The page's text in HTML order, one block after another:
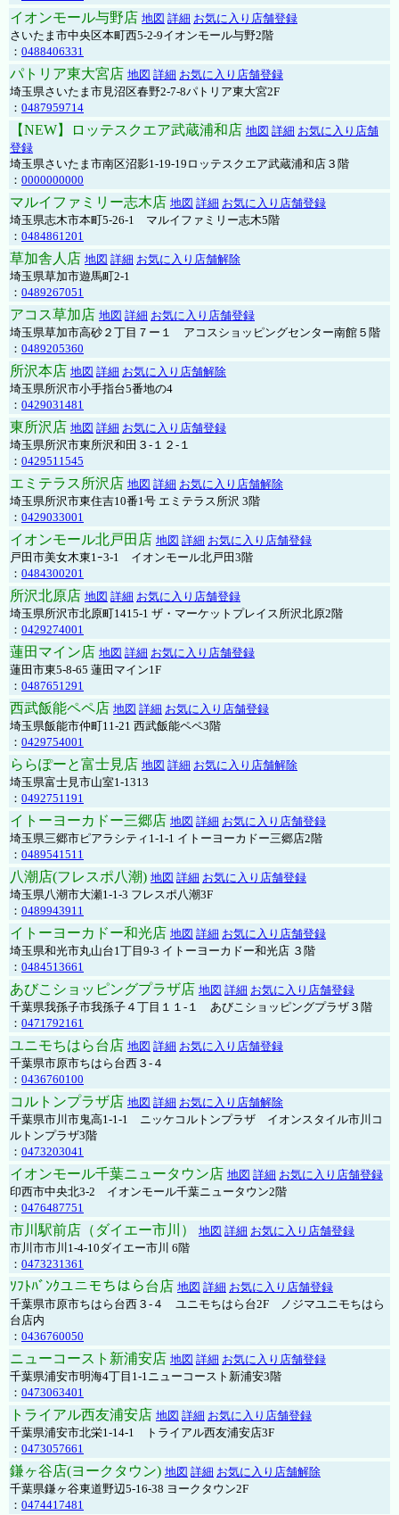
イオンモール与野店 地図 詳細 お気に入り店舗登録
さいたま市中央区本町西5-2-9イオンモール与野2階
： 0488406331
パトリア東大宮店 地図 詳細 お気に入り店舗登録
埼玉県さいたま市見沼区春野2-7-8パトリア東大宮2F
： 0487959714
【NEW】ロッテスクエア武蔵浦和店 地図 詳細 お気に入り店舗
登録
埼玉県さいたま市南区沼影1-19-19ロッテスクエア武蔵浦和店３階
： 0000000000
マルイファミリー志木店 地図 詳細 お気に入り店舗登録
埼玉県志木市本町5-26-1 マルイファミリー志木5階
： 0484861201
草加舎人店 地図 詳細 お気に入り店舗解除
埼玉県草加市遊馬町2-1
： 0489267051
アコス草加店 地図 詳細 お気に入り店舗登録
埼玉県草加市高砂２丁目７ー１ アコスショッピングセンター南館５階
： 0489205360
所沢本店 地図 詳細 お気に入り店舗解除
埼玉県所沢市小手指台5番地の4
： 0429031481
東所沢店 地図 詳細 お気に入り店舗登録
埼玉県所沢市東所沢和田３-１２-１
： 0429511545
エミテラス所沢店 地図 詳細 お気に入り店舗解除
埼玉県所沢市東住吉10番1号 エミテラス所沢 3階
： 0429033001
イオンモール北戸田店 地図 詳細 お気に入り店舗登録
戸田市美女木東1ｰ3‐1 イオンモール北戸田3階
： 0484300201
所沢北原店 地図 詳細 お気に入り店舗登録
埼玉県所沢市北原町1415-1 ザ・マーケットプレイス所沢北原2階
： 0429274001
蓮田マイン店 地図 詳細 お気に入り店舗登録
蓮田市東5-8-65 蓮田マイン1F
： 0487651291
西武飯能ペペ店 地図 詳細 お気に入り店舗登録
埼玉県飯能市仲町11-21 西武飯能ペペ3階
： 0429754001
ららぽーと富士見店 地図 詳細 お気に入り店舗解除
埼玉県富士見市山室1-1313
： 0492751191
イトーヨーカドー三郷店 地図 詳細 お気に入り店舗登録
埼玉県三郷市ピアラシティ1-1-1 イトーヨーカドー三郷店2階
： 0489541511
八潮店(フレスポ八潮) 地図 詳細 お気に入り店舗登録
埼玉県八潮市大瀬1-1-3 フレスポ八潮3F
： 0489943911
イトーヨーカドー和光店 地図 詳細 お気に入り店舗登録
埼玉県和光市丸山台1丁目9-3 イトーヨーカドー和光店 ３階
： 0484513661
あびこショッピングプラザ店 地図 詳細 お気に入り店舗登録
千葉県我孫子市我孫子４丁目１１-１ あびこショッピングプラザ３階
： 0471792161
ユニモちはら台店 地図 詳細 お気に入り店舗登録
千葉県市原市ちはら台西３-４
： 0436760100
コルトンプラザ店 地図 詳細 お気に入り店舗解除
千葉県市川市鬼高1-1-1 ニッケコルトンプラザ イオンスタイル市川コ
ルトンプラザ3階
： 0473203041
イオンモール千葉ニュータウン店 地図 詳細 お気に入り店舗登録
印西市中央北3-2 イオンモール千葉ニュータウン2階
： 0476487751
市川駅前店（ダイエー市川） 地図 詳細 お気に入り店舗登録
市川市市川1-4-10ダイエー市川 6階
： 0473231361
ｿﾌﾄﾊﾞﾝｸユニモちはら台店 地図 詳細 お気に入り店舗登録
千葉県市原市ちはら台西３-４ ユニモちはら台2F ノジマユニモちはら
台店内
： 0436760050
ニューコースト新浦安店 地図 詳細 お気に入り店舗登録
千葉県浦安市明海4丁目1-1ニューコースト新浦安3階
： 0473063401
トライアル西友浦安店 地図 詳細 お気に入り店舗登録
千葉県浦安市北栄1-14-1 トライアル西友浦安店3F
： 0473057661
鎌ヶ谷店(ヨークタウン) 地図 詳細 お気に入り店舗解除
千葉県鎌ヶ谷東道野辺5-16-38 ヨークタウン2F
： 0474417481